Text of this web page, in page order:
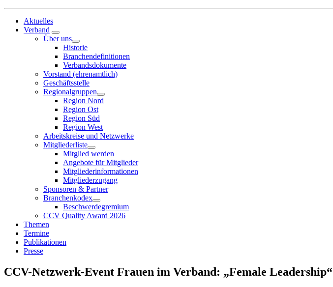
Aktuelles
Verband
Über uns
Historie
Branchendefinitionen
Verbandsdokumente
Vorstand (ehrenamtlich)
Geschäftsstelle
Regionalgruppen
Region Nord
Region Ost
Region Süd
Region West
Arbeitskreise und Netzwerke
Mitgliederliste
Mitglied werden
Angebote für Mitglieder
Mitgliederinformationen
Mitgliederzugang
Sponsoren & Partner
Branchenkodex
Beschwerdegremium
CCV Quality Award 2026
Themen
Termine
Publikationen
Presse
CCV-Netzwerk-Event Frauen im Verband: „Female Leadership“